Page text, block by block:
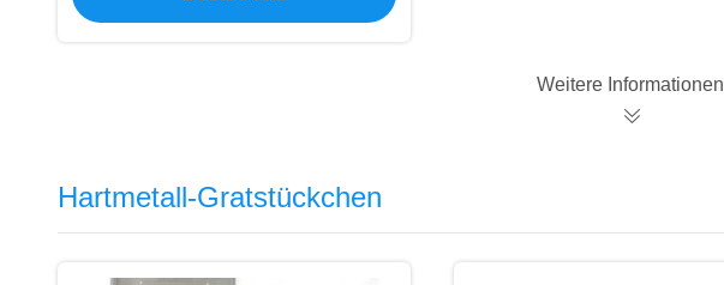
Weitere Informationen
Hartmetall-Gratstückchen